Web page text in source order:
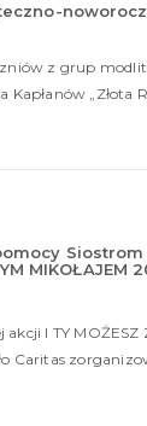
z grup
Kapłanów „Złota
Siostrom
MIKOŁAJEM
I TY MOŻESZ
Caritas